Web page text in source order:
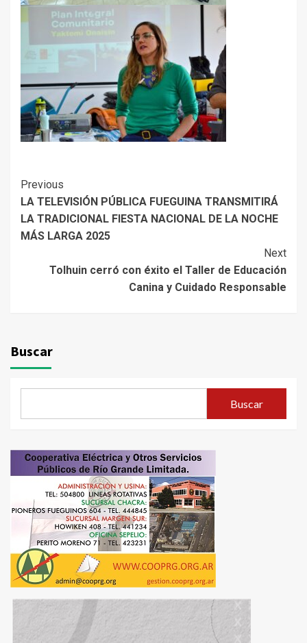
Continue
Reading
Previous
LA TELEVISIÓN PÚBLICA FUEGUINA TRANSMITIRÁ
LA TRADICIONAL FIESTA NACIONAL DE LA NOCHE
MÁS LARGA 2025
Next
Tolhuin cerró con éxito el Taller de Educación
Canina y Cuidado Responsable
Buscar
Buscar